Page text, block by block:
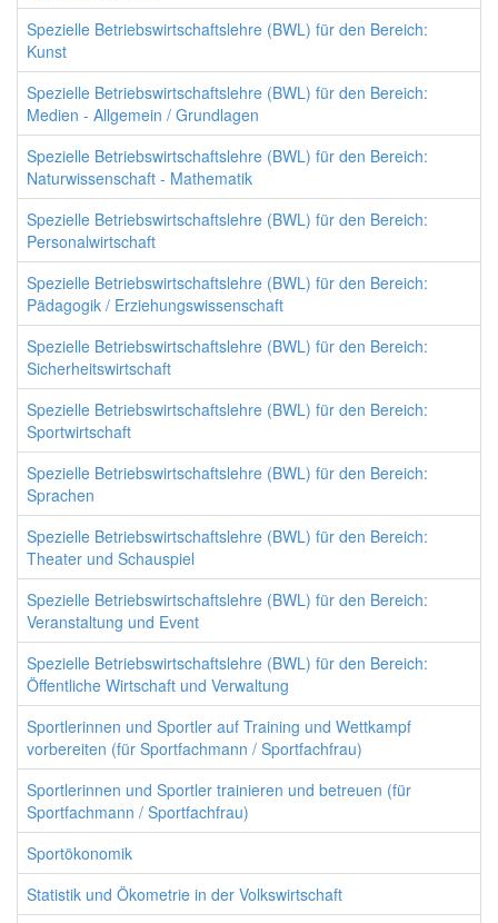
Spezielle Betriebswirtschaftslehre (BWL) für den Bereich:
Kunst
Spezielle Betriebswirtschaftslehre (BWL) für den Bereich:
Medien - Allgemein / Grundlagen
Spezielle Betriebswirtschaftslehre (BWL) für den Bereich:
Naturwissenschaft - Mathematik
Spezielle Betriebswirtschaftslehre (BWL) für den Bereich:
Personalwirtschaft
Spezielle Betriebswirtschaftslehre (BWL) für den Bereich:
Pädagogik / Erziehungswissenschaft
Spezielle Betriebswirtschaftslehre (BWL) für den Bereich:
Sicherheitswirtschaft
Spezielle Betriebswirtschaftslehre (BWL) für den Bereich:
Sportwirtschaft
Spezielle Betriebswirtschaftslehre (BWL) für den Bereich:
Sprachen
Spezielle Betriebswirtschaftslehre (BWL) für den Bereich:
Theater und Schauspiel
Spezielle Betriebswirtschaftslehre (BWL) für den Bereich:
Veranstaltung und Event
Spezielle Betriebswirtschaftslehre (BWL) für den Bereich:
Öffentliche Wirtschaft und Verwaltung
Sportlerinnen und Sportler auf Training und Wettkampf
vorbereiten (für Sportfachmann / Sportfachfrau)
Sportlerinnen und Sportler trainieren und betreuen (für
Sportfachmann / Sportfachfrau)
Sportökonomik
Statistik und Ökometrie in der Volkswirtschaft